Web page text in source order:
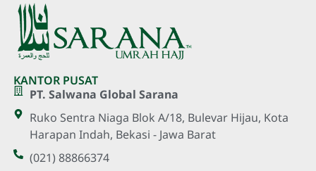
KANTOR PUSAT
PT. Salwana Global Sarana
Ruko Sentra Niaga Blok A/18, Bulevar Hijau, Kota
Harapan Indah, Bekasi - Jawa Barat
(021) 88866374